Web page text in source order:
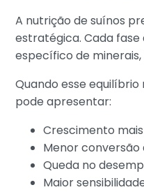
A nutrição de suínos
estratégica. Cada fase
específico de
Quando esse
pode apresentar:
Crescimento
Menor
Queda no
Maior